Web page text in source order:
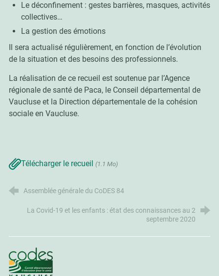
Le déconfinement : gestes barrières, masques, activités
collectives…
La gestion des émotions
Il sera actualisé régulièrement, en fonction de l’évolution
de la situation et des besoins des professionnels.
La réalisation de ce recueil est soutenue par l’Agence
régionale de santé de Paca, le Conseil départemental de
Vaucluse et la Direction départementale de la cohésion
sociale en Vaucluse.
Télécharger le recueil (1.1 Mo)
Assemblée générale du CoDES 84
La Covid-19 et les enfants : état des connaissances au 2
septembre 2020
CoDES 84